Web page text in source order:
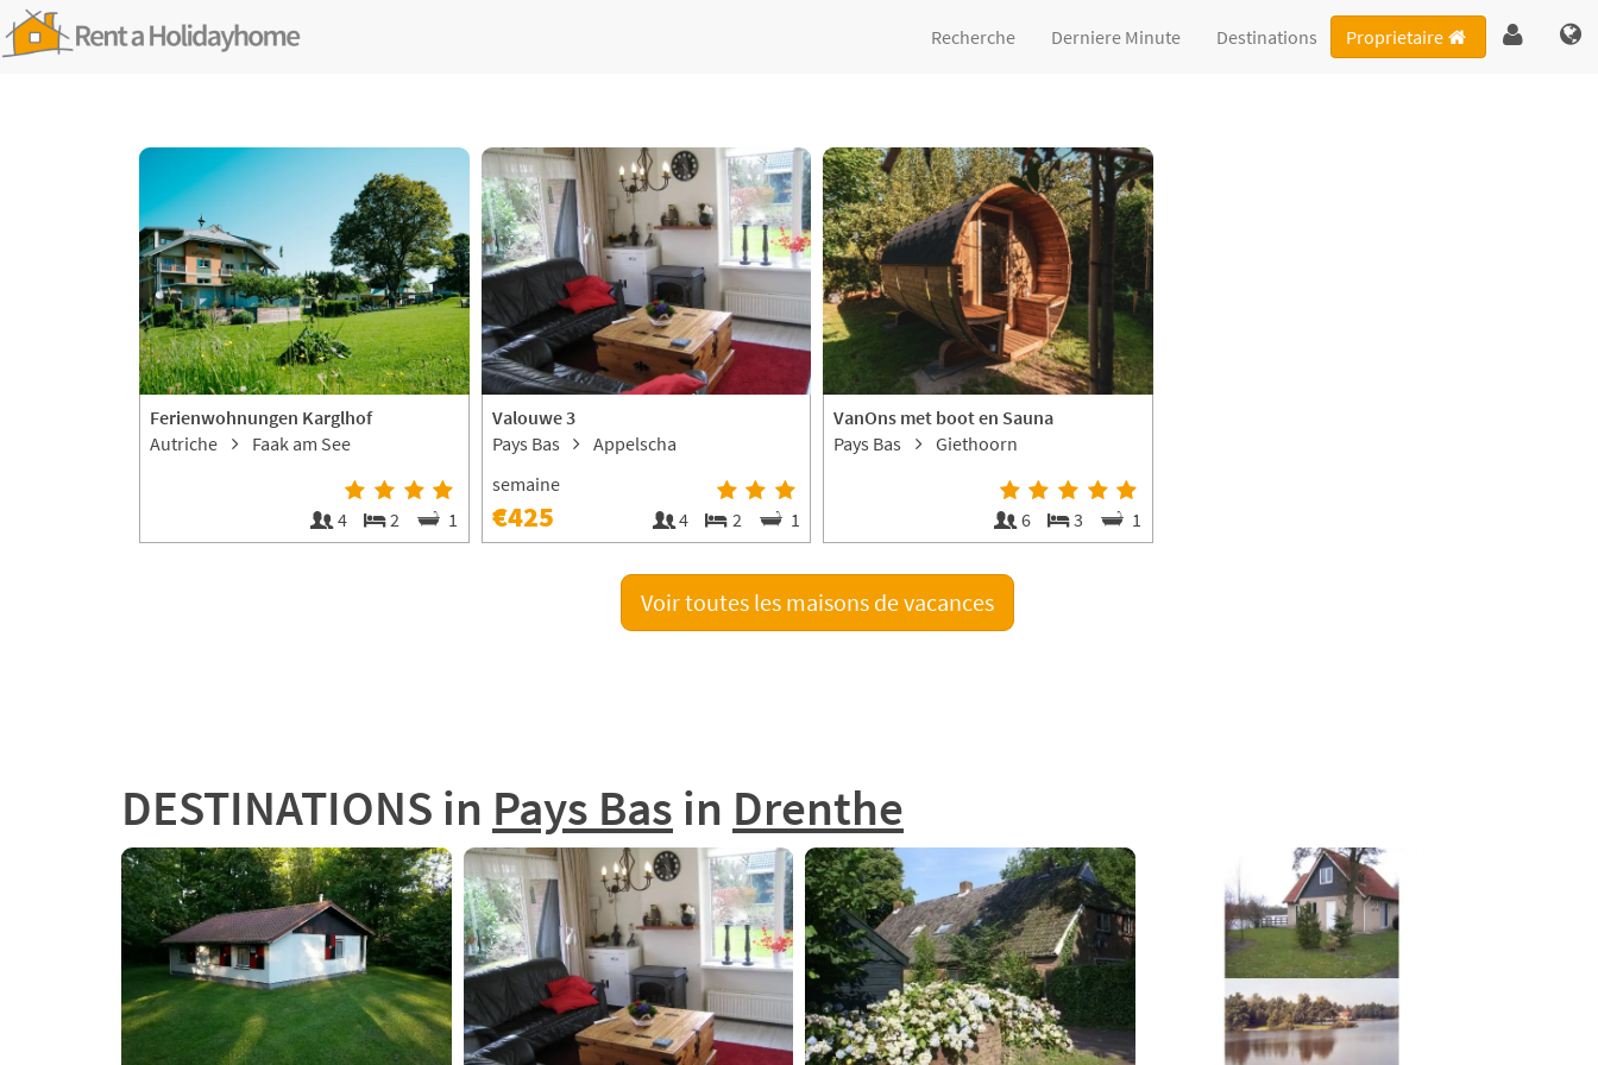
Proprietaire
Recherche Derniere Minute Destinations
Ferienwohnungen Karglhof
Autriche
Faak am See
4 2 1
Valouwe 3
Pays Bas
Appelscha
semaine
€425 4 2 1
VanOns met boot en Sauna
Pays Bas
Giethoorn
6 3 1
Voir toutes les maisons de vacances
DESTINATIONS in Pays Bas in Drenthe